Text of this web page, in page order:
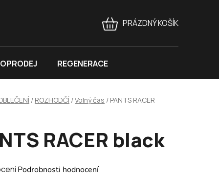
NÁKUPNÍ
KOŠÍK
PRÁZDNÝ KOŠÍK
REGENERACE
/ ROZHODČÍ /Volný čas / PANTS RACER
RACER black
Podrobnosti hodnocení